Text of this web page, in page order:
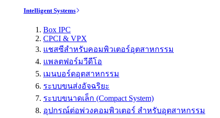
Intelligent Systems
Box IPC
CPCI & VPX
แชสซีสำหรับคอมพิวเตอร์อุตสาหกรรม
แพลตฟอร์มวีดีโอ
เมนบอร์ดอุตสาหกรรม
ระบบขนส่งอัจฉริยะ
ระบบขนาดเล็ก (Compact System)
อุปกรณ์ต่อพ่วงคอมพิวเตอร์ สำหรับอุตสาหกรรม